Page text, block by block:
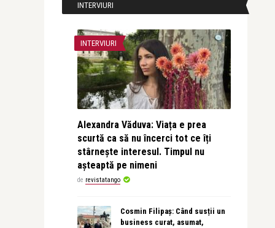
INTERVIURI
INTERVIURI
Alexandra Văduva: Viața e prea
scurtă ca să nu încerci tot ce îți
stârnește interesul. Timpul nu
așteaptă pe nimeni
de revistatango
Cosmin Filipaș: Când susții un
business curat, asumat,